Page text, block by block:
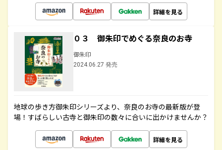
詳細を見る
０３ 御朱印でめぐる奈良のお寺
御朱印
2024.06.27 発売
地球の歩き方御朱印シリーズより、奈良のお寺の最新版が登
場！すばらしい古寺と御朱印の数々に合いに出かけませんか？
詳細を見る